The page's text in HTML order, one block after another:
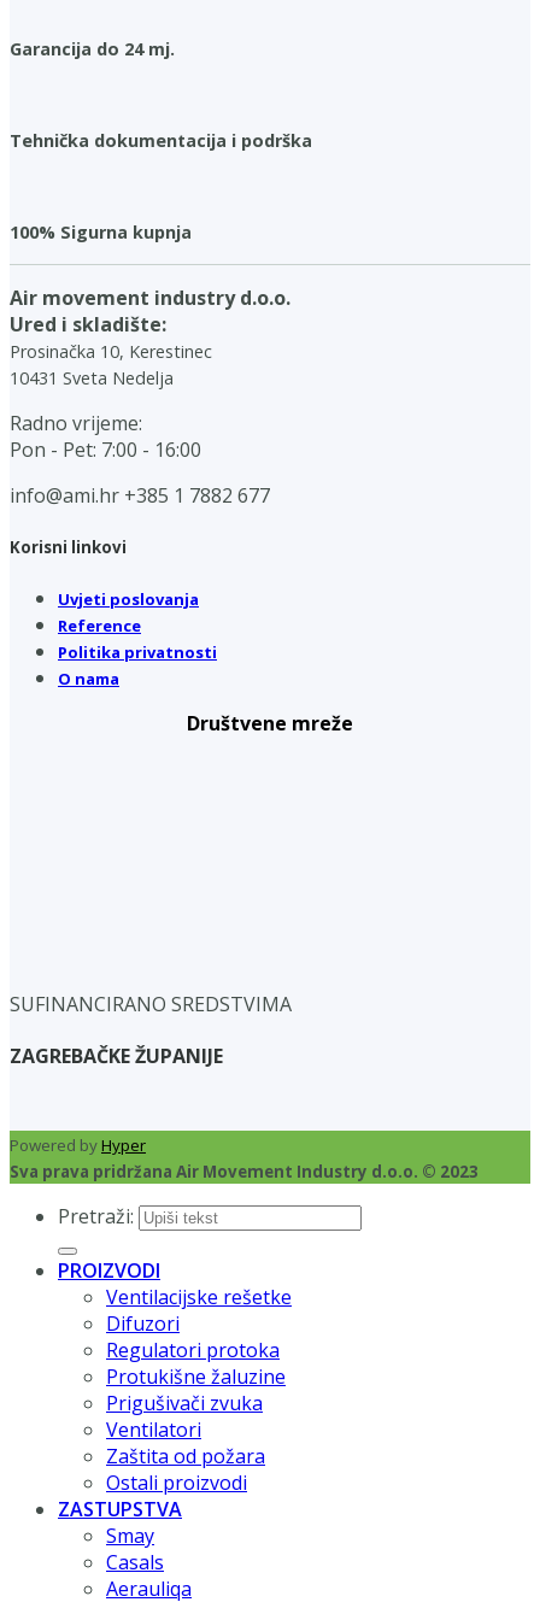
Garancija do 24 mj.
Tehnička dokumentacija i podrška
100% Sigurna kupnja
Air movement industry d.o.o.
Ured i skladište:
Prosinačka 10, Kerestinec
10431 Sveta Nedelja
Radno vrijeme:
Pon - Pet: 7:00 - 16:00
info@ami.hr +385 1 7882 677
Korisni linkovi
Uvjeti poslovanja
Reference
Politika privatnosti
O nama
Društvene mreže
SUFINANCIRANO SREDSTVIMA
ZAGREBAČKE ŽUPANIJE
Powered byHyper
Sva prava pridržana Air Movement Industry d.o.o. © 2023
Pretraži:
PROIZVODI
Ventilacijske rešetke
Difuzori
Regulatori protoka
Protukišne žaluzine
Prigušivači zvuka
Ventilatori
Zaštita od požara
Ostali proizvodi
ZASTUPSTVA
Smay
Casals
Aerauliqa